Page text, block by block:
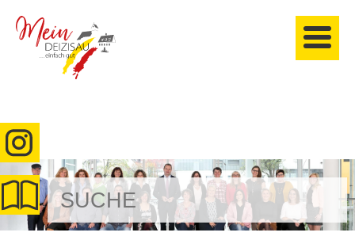
anmelden